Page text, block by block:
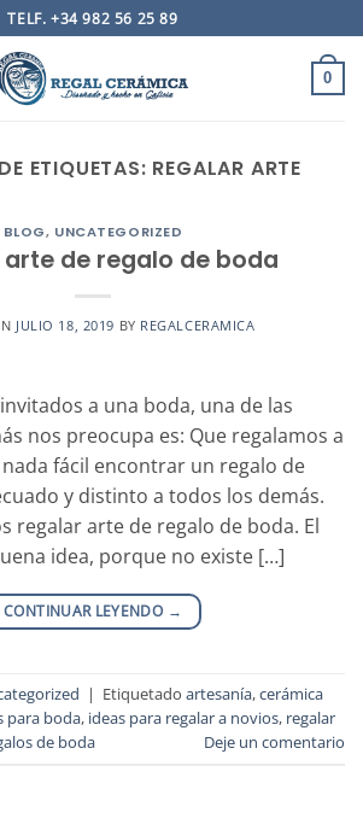
TELF. +34 982 56 25 89
0
ETIQUETAS: REGALAR ARTE
BLOG, UNCATEGORIZED
arte de regalo de boda
JULIO 18, 2019 BY REGALCERAMICA
a una boda, una de las
nos preocupa es: Que regalamos a
fácil encontrar un regalo de
y distinto a todos los demás.
regalar arte de regalo de boda. El
idea, porque no existe […]
CONTINUAR LEYENDO →
| Etiquetado artesanía,cerámica
para boda, ideas para regalar a novios, regalar
de boda Deje un comentario